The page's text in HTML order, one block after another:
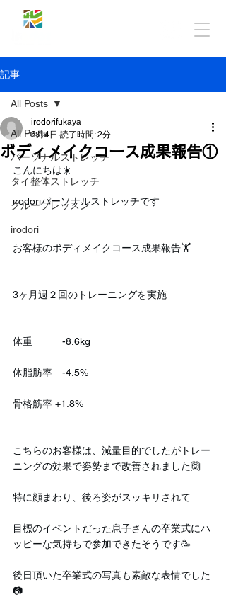
記事
All Posts
パーソナルストレッチ
タイ整体ストレッチ
グループレッスン
irodori
All Posts
ボディメイクコース成果報告①
irodorifukaya
6月4日 読了時間: 2分
こんにちは☀️
irodoriパーソナルストレッチです
お客様のボディメイクコース成果報告🏋️
3ヶ月週２回のトレーニングを実施
体重　　　-8.6kg
体脂肪率　-4.5%
骨格筋率 +1.8%
こちらのお客様は、減量目的でしたがトレー
ニングの効果で姿勢まで改善されました🙆
特に顔まわり、後ろ姿がスッキリされて
目標のイベントだった息子さんの卒業式にハ
ッピーな気持ちで参加できたそうです🥳
後日頂いた卒業式の写真も素敵な表情でした
📷